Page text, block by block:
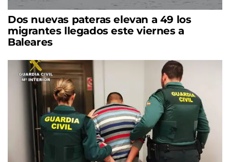
Dos nuevas pateras elevan a 49 los
migrantes llegados este viernes a
Baleares